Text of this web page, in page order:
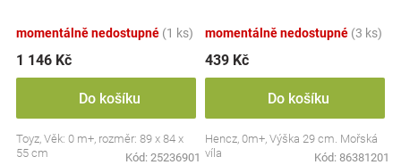
momentálně nedostupné (1 ks)
1 146 Kč
Do košíku
Toyz, Věk: 0 m+, rozměr: 89 x 84 x
55 cm
Kód: 25236901
momentálně nedostupné (3 ks)
439 Kč
Do košíku
Hencz, 0m+, Výška 29 cm. Mořská
víla
Kód: 86381201